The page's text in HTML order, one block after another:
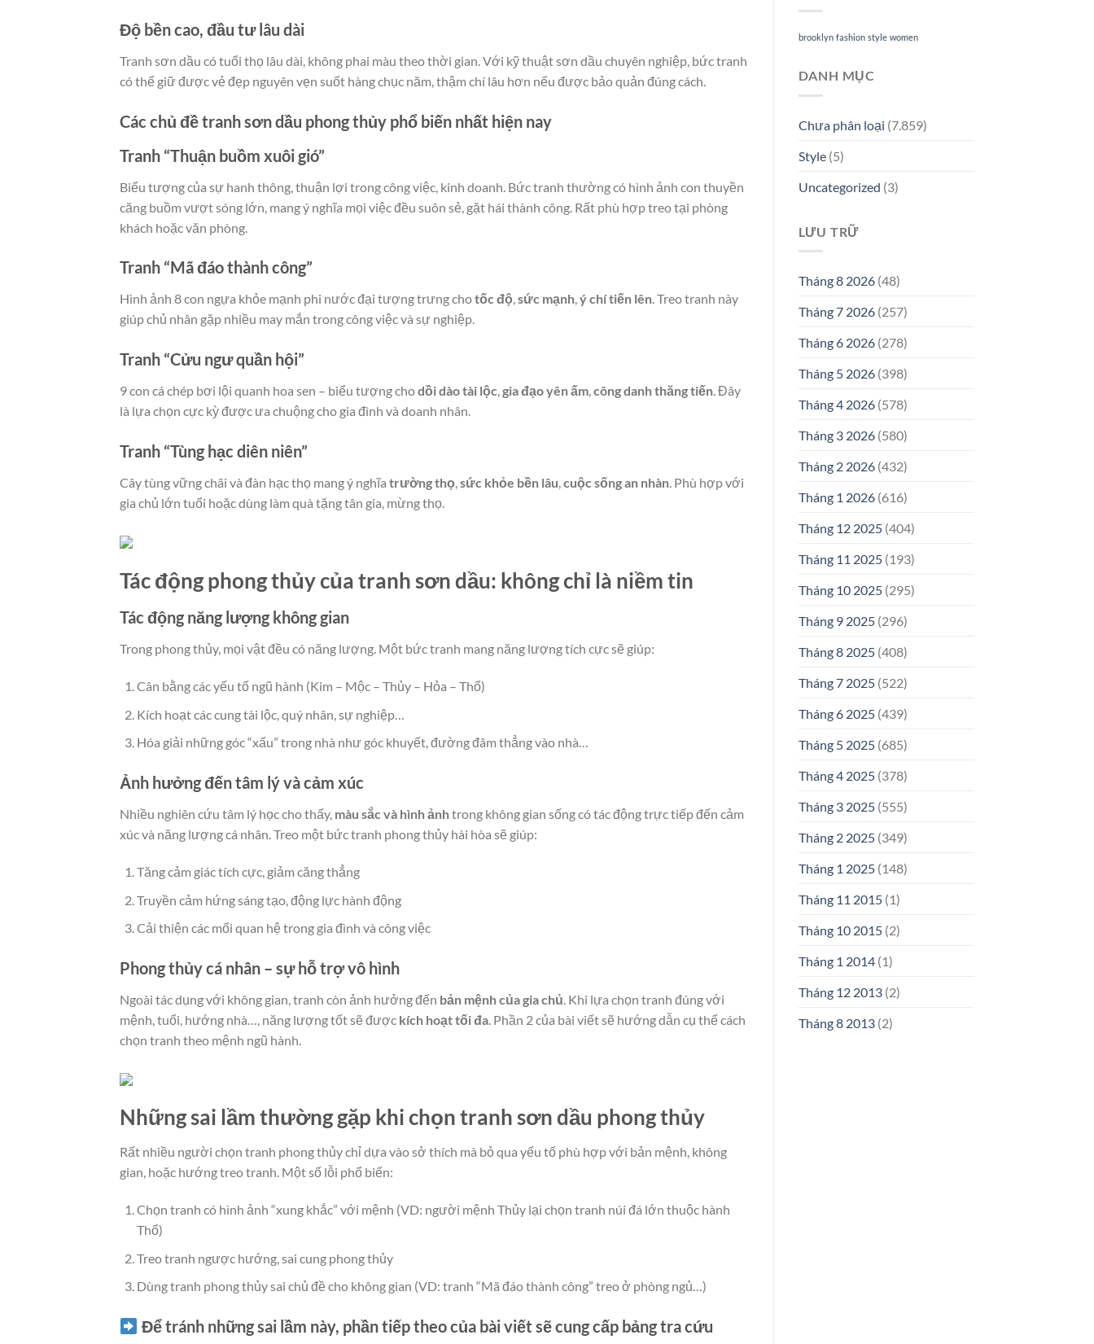
Độ bền cao, đầu tư lâu dài
Tranh sơn dầu có tuổi thọ lâu dài, không phai màu theo thời gian. Với kỹ thuật sơn dầu chuyên nghiệp, bức tranh
có thể giữ được vẻ đẹp nguyên vẹn suốt hàng chục năm, thậm chí lâu hơn nếu được bảo quản đúng cách.
Các chủ đề tranh sơn dầu phong thủy phổ biến nhất hiện nay
Tranh “Thuận buồm xuôi gió”
Biểu tượng của sự hanh thông, thuận lợi trong công việc, kinh doanh. Bức tranh thường có hình ảnh con thuyền
căng buồm vượt sóng lớn, mang ý nghĩa mọi việc đều suôn sẻ, gặt hái thành công. Rất phù hợp treo tại phòng
khách hoặc văn phòng.
Tranh “Mã đáo thành công”
Hình ảnh 8 con ngựa khỏe mạnh phi nước đại tượng trưng chotốc độ,sức mạnh,ý chí tiến lên. Treo tranh này
giúp chủ nhân gặp nhiều may mắn trong công việc và sự nghiệp.
Tranh “Cửu ngư quần hội”
9 con cá chép bơi lội quanh hoa sen – biểu tượng chodồi dào tài lộc,gia đạo yên ấm,công danh thăng tiến. Đây
là lựa chọn cực kỳ được ưa chuộng cho gia đình và doanh nhân.
Tranh “Tùng hạc diên niên”
Cây tùng vững chãi và đàn hạc thọ mang ý nghĩa trường thọ,sức khỏe bền lâu,cuộc sống an nhàn. Phù hợp với
gia chủ lớn tuổi hoặc dùng làm quà tặng tân gia, mừng thọ.
Tác động phong thủy của tranh sơn dầu: không chỉ là niềm tin
Tác động năng lượng không gian
Trong phong thủy, mọi vật đều có năng lượng. Một bức tranh mang năng lượng tích cực sẽ giúp:
Cân bằng các yếu tố ngũ hành (Kim – Mộc – Thủy – Hỏa – Thổ)
Kích hoạt các cung tài lộc, quý nhân, sự nghiệp…
Hóa giải những góc “xấu” trong nhà như góc khuyết, đường đâm thẳng vào nhà…
Ảnh hưởng đến tâm lý và cảm xúc
Nhiều nghiên cứu tâm lý học cho thấy, màu sắc và hình ảnhtrong không gian sống có tác động trực tiếp đến cảm
xúc và năng lượng cá nhân. Treo một bức tranh phong thủy hài hòa sẽ giúp:
Tăng cảm giác tích cực, giảm căng thẳng
Truyền cảm hứng sáng tạo, động lực hành động
Cải thiện các mối quan hệ trong gia đình và công việc
Phong thủy cá nhân – sự hỗ trợ vô hình
Ngoài tác dụng với không gian, tranh còn ảnh hưởng đến bản mệnh của gia chủ. Khi lựa chọn tranh đúng với
mệnh, tuổi, hướng nhà…, năng lượng tốt sẽ được kích hoạt tối đa. Phần 2 của bài viết sẽ hướng dẫn cụ thể cách
chọn tranh theo mệnh ngũ hành.
Những sai lầm thường gặp khi chọn tranh sơn dầu phong thủy
Rất nhiều người chọn tranh phong thủy chỉ dựa vào sở thích mà bỏ qua yếu tố phù hợp với bản mệnh, không
gian, hoặc hướng treo tranh. Một số lỗi phổ biến:
Chọn tranh có hình ảnh “xung khắc” với mệnh (VD: người mệnh Thủy lại chọn tranh núi đá lớn thuộc hành
Thổ)
Treo tranh ngược hướng, sai cung phong thủy
Dùng tranh phong thủy sai chủ đề cho không gian (VD: tranh “Mã đáo thành công” treo ở phòng ngủ…)
Để tránh những sai lầm này, phần tiếp theo của bài viết sẽ cung cấp bảng tra cứu
brooklyn fashion style women
DANH MỤC
Chưa phân loại (7.859)
Style(5)
Uncategorized (3)
LƯU TRỮ
Tháng 8 2026(48)
Tháng 7 2026(257)
Tháng 6 2026(278)
Tháng 5 2026(398)
Tháng 4 2026(578)
Tháng 3 2026(580)
Tháng 2 2026(432)
Tháng 1 2026(616)
Tháng 12 2025(404)
Tháng 11 2025(193)
Tháng 10 2025(295)
Tháng 9 2025(296)
Tháng 8 2025(408)
Tháng 7 2025(522)
Tháng 6 2025(439)
Tháng 5 2025(685)
Tháng 4 2025(378)
Tháng 3 2025(555)
Tháng 2 2025(349)
Tháng 1 2025(148)
Tháng 11 2015(1)
Tháng 10 2015(2)
Tháng 1 2014(1)
Tháng 12 2013(2)
Tháng 8 2013(2)